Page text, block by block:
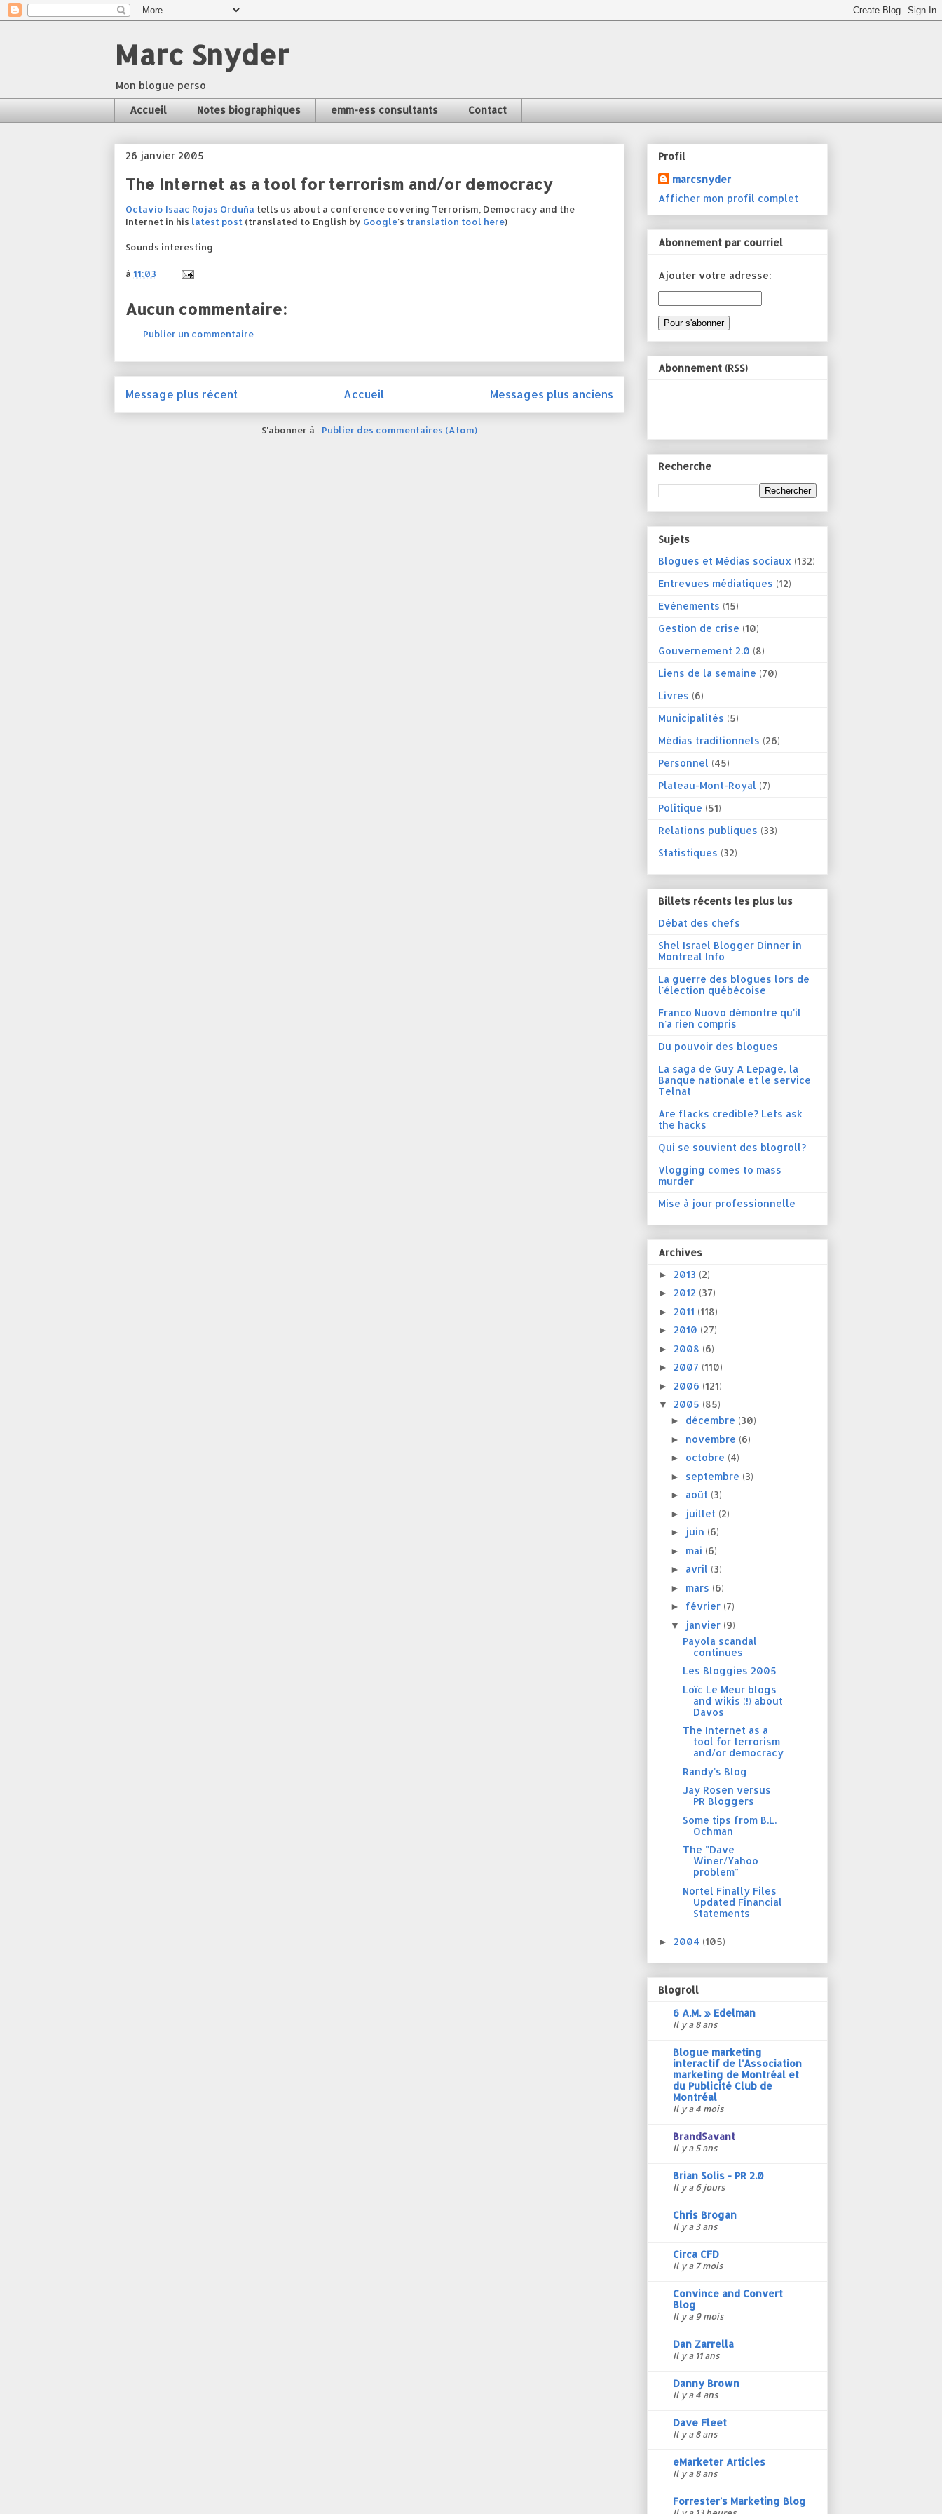
Marc Snyder
Mon blogue perso
Accueil Notes biographiques emm-ess consultants Contact
26 janvier 2005
The Internet as a tool for terrorism and/or democracy
Octavio Isaac Rojas Orduña tells us about a conference covering Terrorism, Democracy and the
Internet in his latest post (translated to English by Google's translation tool here)
Sounds interesting.
à 11:03
Aucun commentaire:
Publier un commentaire
Message plus récent Messages plus anciens
Accueil
S'abonner à : Publier des commentaires (Atom)
Profil
marcsnyder
Afficher mon profil complet
Abonnement par courriel
Ajouter votre adresse:
Abonnement (RSS)
Recherche
Sujets
Blogues et Médias sociaux (132)
Entrevues médiatiques (12)
Evénements (15)
Gestion de crise (10)
Gouvernement 2.0 (8)
Liens de la semaine (70)
Livres (6)
Municipalités (5)
Médias traditionnels (26)
Personnel (45)
Plateau-Mont-Royal (7)
Politique (51)
Relations publiques (33)
Statistiques (32)
Billets récents les plus lus
Débat des chefs
Shel Israel Blogger Dinner in
Montreal Info
La guerre des blogues lors de
l'élection québécoise
Franco Nuovo démontre qu'il
n'a rien compris
Du pouvoir des blogues
La saga de Guy A Lepage, la
Banque nationale et le service
Telnat
Are flacks credible? Lets ask
the hacks
Qui se souvient des blogroll?
Vlogging comes to mass
murder
Mise à jour professionnelle
Archives
► 2013 (2)
► 2012 (37)
► 2011 (118)
► 2010 (27)
► 2008 (6)
► 2007 (110)
► 2006 (121)
▼ 2005 (85)
► décembre (30)
► novembre (6)
► octobre (4)
► septembre (3)
► août (3)
► juillet (2)
► juin (6)
► mai (6)
► avril (3)
► mars (6)
► février (7)
▼ janvier (9)
Payola scandal
continues
Les Bloggies 2005
Loïc Le Meur blogs
and wikis (!) about
Davos
The Internet as a
tool for terrorism
and/or democracy
Randy's Blog
Jay Rosen versus
PR Bloggers
Some tips from B.L.
Ochman
The "Dave
Winer/Yahoo
problem"
Nortel Finally Files
Updated Financial
Statements
► 2004 (105)
Blogroll
6 A.M. » Edelman
Il y a 8 ans
Blogue marketing
interactif de l'Association
marketing de Montréal et
du Publicité Club de
Montréal
Il y a 4 mois
BrandSavant
Il y a 5 ans
Brian Solis - PR 2.0
Il y a 6 jours
Chris Brogan
Il y a 3 ans
Circa CFD
Il y a 7 mois
Convince and Convert
Blog
Il y a 9 mois
Dan Zarrella
Il y a 11 ans
Danny Brown
Il y a 4 ans
Dave Fleet
Il y a 8 ans
eMarketer Articles
Il y a 8 ans
Forrester's Marketing Blog